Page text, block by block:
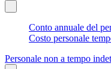
Conto annuale del
Costo personale
Personale non a tempo